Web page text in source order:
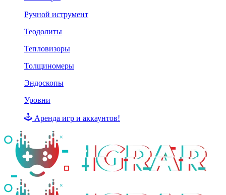
Ручной иструмент
Теодолиты
Тепловизоры
Толщиномеры
Эндоскопы
Уровни
Аренда игр и аккаунтов!